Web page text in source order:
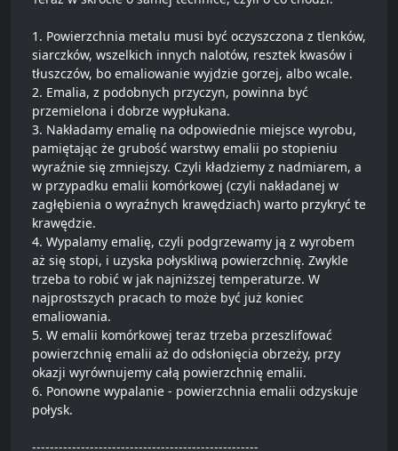
1. Powierzchnia metalu musi być oczyszczona z tlenków,
siarczków, wszelkich innych nalotów, resztek kwasów i
tłuszczów, bo emaliowanie wyjdzie gorzej, albo wcale.
2. Emalia, z podobnych przyczyn, powinna być
przemielona i dobrze wypłukana.
3. Nakładamy emalię na odpowiednie miejsce wyrobu,
pamiętając że grubość warstwy emalii po stopieniu
wyraźnie się zmniejszy. Czyli kładziemy z nadmiarem, a
w przypadku emalii komórkowej (czyli nakładanej w
zagłębienia o wyraźnych krawędziach) warto przykryć te
krawędzie.
4. Wypalamy emalię, czyli podgrzewamy ją z wyrobem
aż się stopi, i uzyska połyskliwą powierzchnię. Zwykle
trzeba to robić w jak najniższej temperaturze. W
najprostszych pracach to może być już koniec
emaliowania.
5. W emalii komórkowej teraz trzeba przeszlifować
powierzchnię emalii aż do odsłonięcia obrzeży, przy
okazji wyrównujemy całą powierzchnię emalii.
6. Ponowne wypalanie - powierzchnia emalii odzyskuje
połysk.
---------------------------------------------------